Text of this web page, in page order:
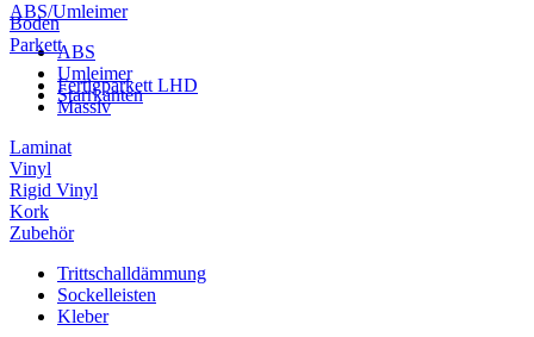
ABS/Umleimer
ABS
Umleimer
Starrkanten
Boden
Parkett
Fertigparkett LHD
Massiv
Laminat
Vinyl
Rigid Vinyl
Kork
Zubehör
Trittschalldämmung
Sockelleisten
Kleber